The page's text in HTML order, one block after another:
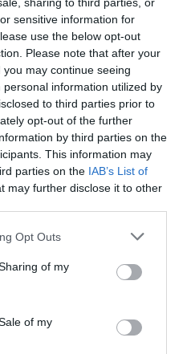
sensitive information for
use the below opt-out
Please note that after your
may continue seeing
information utilized by
to third parties prior to
opt-out of the further
by third parties on the
This information may
parties on the IAB’s List of
may further disclose it to other
Opt Outs
of my
of my